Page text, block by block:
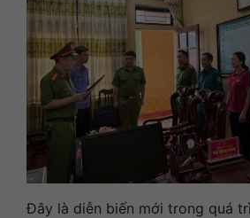
Đây là diễn biến mới trong quá